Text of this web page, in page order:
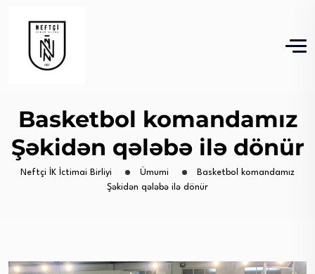
Basketbol komandamız
Şəkidən qələbə ilə dönür
Neftçi İK İctimai Birliyi Ümumi
Basketbol komandamız
Şəkidən qələbə ilə dönür